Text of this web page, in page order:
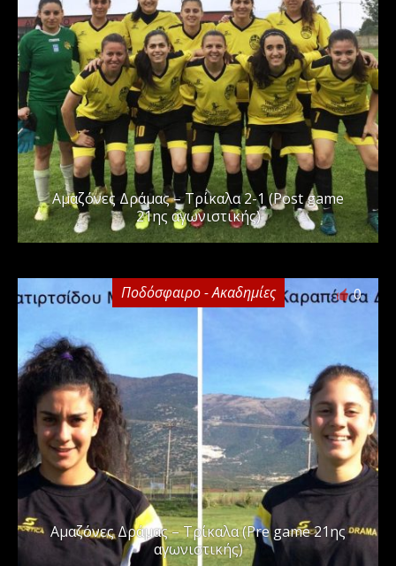
Αμαζόνες Δράμας – Τρίκαλα 2-1 (Post game
21ης αγωνιστικής)
Ποδόσφαιρο - Ακαδημίες 0
Αμαζόνες Δράμας – Τρίκαλα (Pre game 21ης
αγωνιστικής)